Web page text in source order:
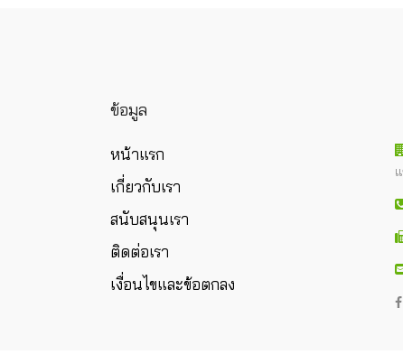
ข้อมูล
หน้าแรก
เกี่ยวกับเรา
สนับสนุนเรา
ติดต่อเรา
เงื่อนไขและข้อตกลง